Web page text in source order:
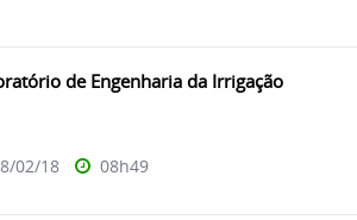
de Engenharia da Irrigação
02/18 08h49